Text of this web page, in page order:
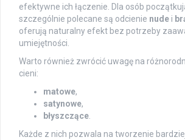
efektywne ich łączenie. Dla osób
szczególnie polecane są odcienie nude i
oferują naturalny efekt bez potrzeby
umiejętności.
Warto również zwrócić uwagę na
cieni:
matowe,
satynowe,
błyszczące
Każde z nich pozwala na tworzenie